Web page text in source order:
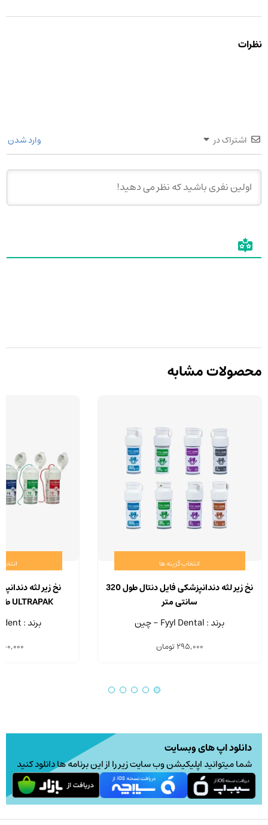
نظرات
اشتراک در وارد شدن
محصولات مشابه
انتخاب گزینه ها
این
محصول
ها
است
صفحه
محصول
انتخاب
نخ زیر لثه دندانپزشکی فایل دنتال طول 320
سانتی متر
برند : Fyyl Dental - چین
295,000تومان
نخ زیر لثه
ULTRAPAK طول 244 سانتی متر
برند : Ultradent - آمریکا
دانلود اپ های وبسایت
شما میتوانید اپلیکیشن وب سایت زیر را از این برنامه ها دانلود کنید